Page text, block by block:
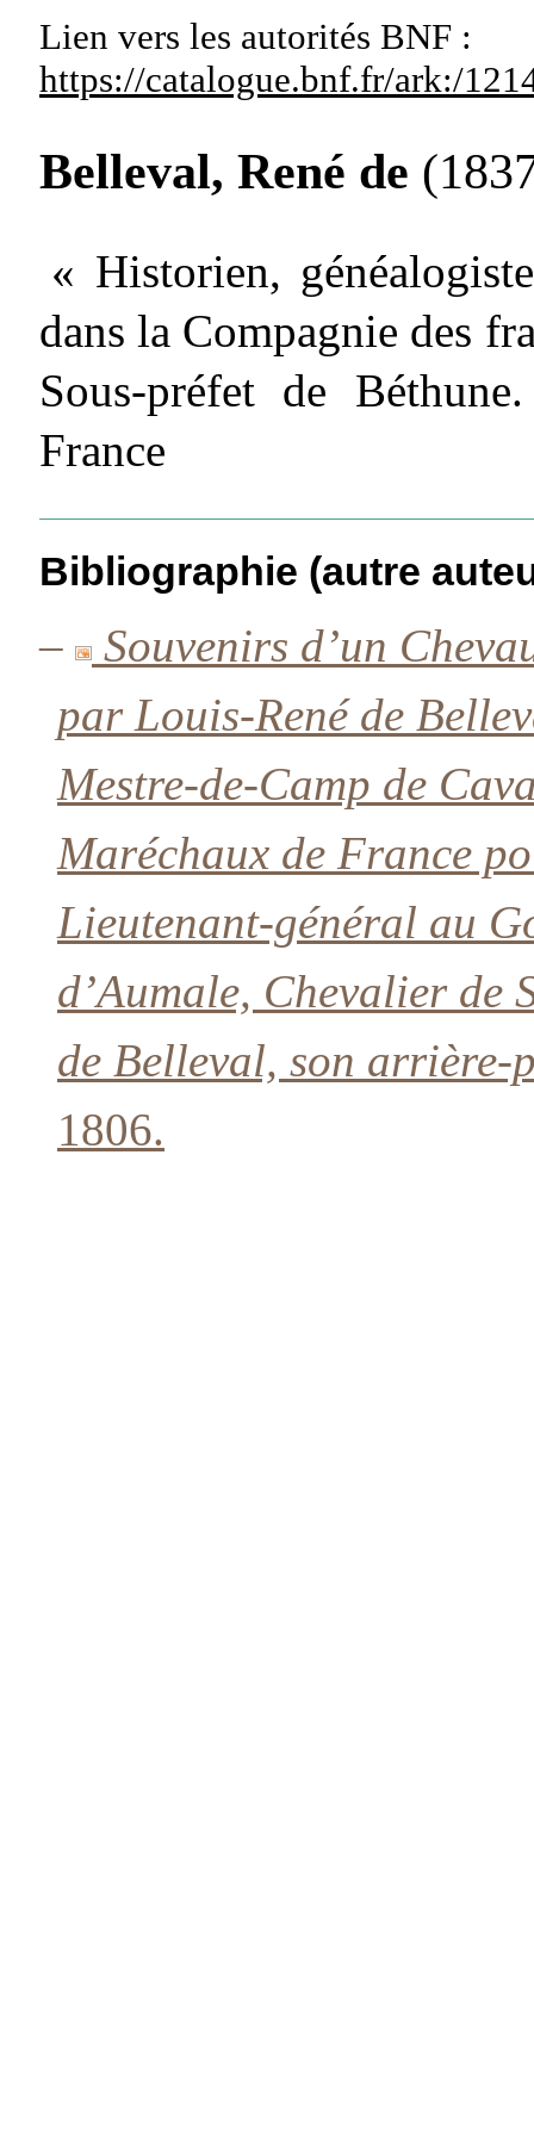
Lien vers les autorités BNF :
https://catalogue.bnf.fr/ark:/
Belleval, René de
« Historien,
dans la Compagnie des
Sous-préfet de
France
Bibliographie (autre
–
Souvenirs d’un
par Louis-René de
Mestre-de-Camp de
Maréchaux de France
Lieutenant-général au
d’Aumale, Chevalier de
de Belleval, son
1806.